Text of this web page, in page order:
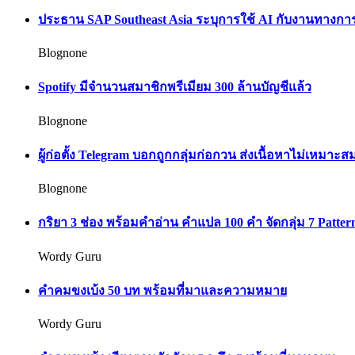
ประธาน SAP Southeast Asia ระบุการใช้ AI กับงานทางก
Blognone
Spotify มีจำนวนสมาชิกพรีเมียม 300 ล้านบัญชีแล้ว
Blognone
ผู้ก่อตั้ง Telegram บอกถูกกลุ่มก่อกวน ส่งเนื้อหาไม่เหมา
Blognone
กริยา 3 ช่อง พร้อมคำอ่าน คำแปล 100 คำ จัดกลุ่ม 7
Wordy Guru
คำคมขงเบ้ง 50 บท พร้อมที่มาและความหมาย
Wordy Guru